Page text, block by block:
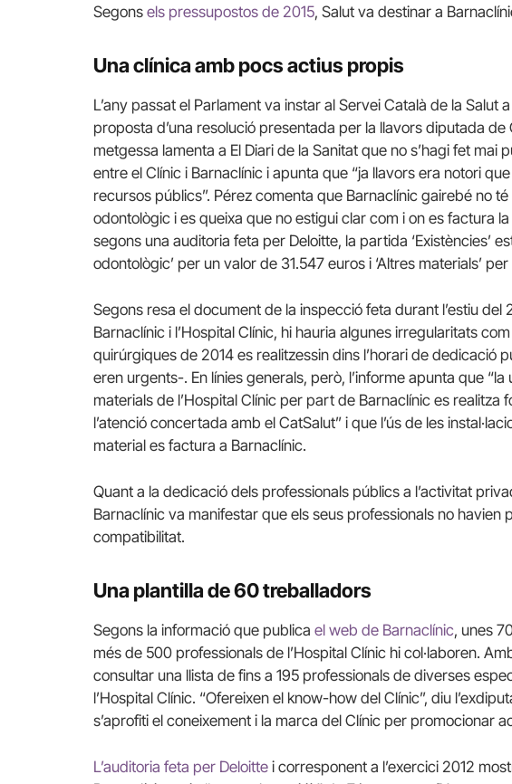
Segons els pressupostos de 2015, Salut va destinar a
Una clínica amb pocs actius propis
L’any passat el Parlament va instar al Servei Català de la Salut
proposta d’una resolució presentada per la llavors diputada
metgessa lamenta a El Diari de la Sanitat que no s’hagi fet mai
entre el Clínic i Barnaclínic i apunta que “ja llavors era notori
recursos públics”. Pérez comenta que Barnaclínic gairebé no
odontològic i es queixa que no estigui clar com i on es factura
segons una auditoria feta per Deloitte, la partida ‘Existències’
odontològic’ per un valor de 31.547 euros i ‘Altres materials’
Segons resa el document de la inspecció feta durant l’estiu del
Barnaclínic i l’Hospital Clínic, hi hauria algunes irregularitats
quirúrgiques de 2014 es realitzessin dins l’horari de dedicació
eren urgents-. En línies generals, però, l’informe apunta que “la
materials de l’Hospital Clínic per part de Barnaclínic es realitza
l’atenció concertada amb el CatSalut” i que l’ús de les
material es factura a Barnaclínic.
Quant a la dedicació dels professionals públics a l’activitat
Barnaclínic va manifestar que els seus professionals no havien
compatibilitat.
Una plantilla de 60 treballadors
Segons la informació que publica el web de Barnaclínic, unes
més de 500 professionals de l’Hospital Clínic hi col·laboren.
consultar una llista de fins a 195 professionals de diverses
l’Hospital Clínic. “Ofereixen el know-how del Clínic”, diu
s’aprofiti el coneixement i la marca del Clínic per promocionar
L’auditoria feta per Deloitte i corresponent a l’exercici 2012